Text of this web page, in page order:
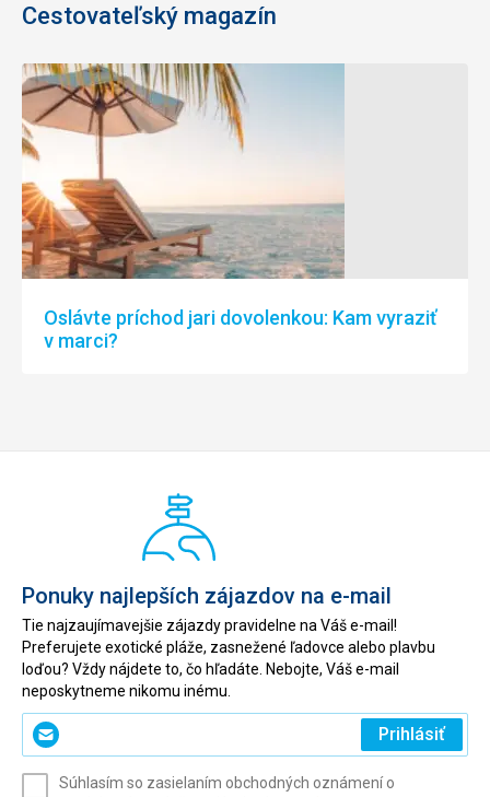
Cestovateľský magazín
Oslávte príchod jari dovolenkou: Kam vyraziť
v marci?
Ponuky najlepších zájazdov na e-mail
Tie najzaujímavejšie zájazdy pravidelne na Váš e-mail!
Preferujete exotické pláže, zasnežené ľadovce alebo plavbu
loďou? Vždy nájdete to, čo hľadáte. Nebojte, Váš e-mail
neposkytneme nikomu inému.
Zadajte
svoj
Prihlásiť
Súhlasím so zasielaním obchodných oznámení o